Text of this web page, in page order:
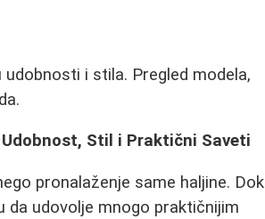
i stila. Pregled modela,
Stil i Praktični Saveti
pronalaženje same haljine. Dok
da udovolje mnogo praktičnijim